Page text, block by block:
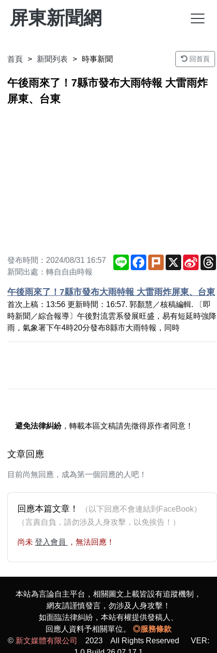
屏東新聞網
首頁 新聞列表 時事新聞 回首頁
午後雨來了！7縣市發布大雨特報 大雷雨炸
屏東、台東
發布時間：2024/08/31 16:57
新聞出處：轉自自由時報
Line Facebook
Plurk X
Sina
午後雨來了！7縣市發布大雨特報 大雷雨炸屏東、台東
首次上稿：13:56 更新時間：16:57. 郭顏慧／核稿編輯. 〔即
時新聞／綜合報導〕午後對流雲系發展旺盛，易有短延時強降
雨，氣象署下午4時20分發布8縣市大雨特報，同時
避免法律糾紛，轉載本區文稿請先徵得原作者同意！
文章回應
目前尚無回應，成為第一個回應的人吧！
回應本篇文章！
（以下回應不會連結到FaceBook）
（言責自負，請勿涉及人身攻擊，以免挨告！）
尚未 登入會員 ，無法回應！
本站為言論自主平台，相關圖文上載皆設有追蹤機制，
網友請謹慎發言，勿涉及人身攻擊！
如面臨法律糾紛，本站有權提供發稿人、
回應人資料予相關單位。 ◎服務條款
© 新文媒體有限公司
2023 All Rights Reserved VER: